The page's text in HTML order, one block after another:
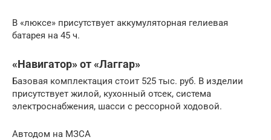
В «люксе» присутствует аккумуляторная гелиевая
батарея на 45 ч.
«Навигатор» от «Лаггар»
Базовая комплектация стоит 525 тыс. руб. В изделии
присутствует жилой, кухонный отсек, система
электроснабжения, шасси с рессорной ходовой.
Автодом на МЗСА